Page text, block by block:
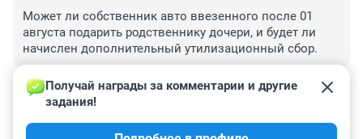
Может ли собственник авто ввезенного после 01
августа подарить родственнику дочери, и будет ли
начислен дополнительный утилизационный сбор.
–0
Гость
Получай награды за комментарии и другие
задания!